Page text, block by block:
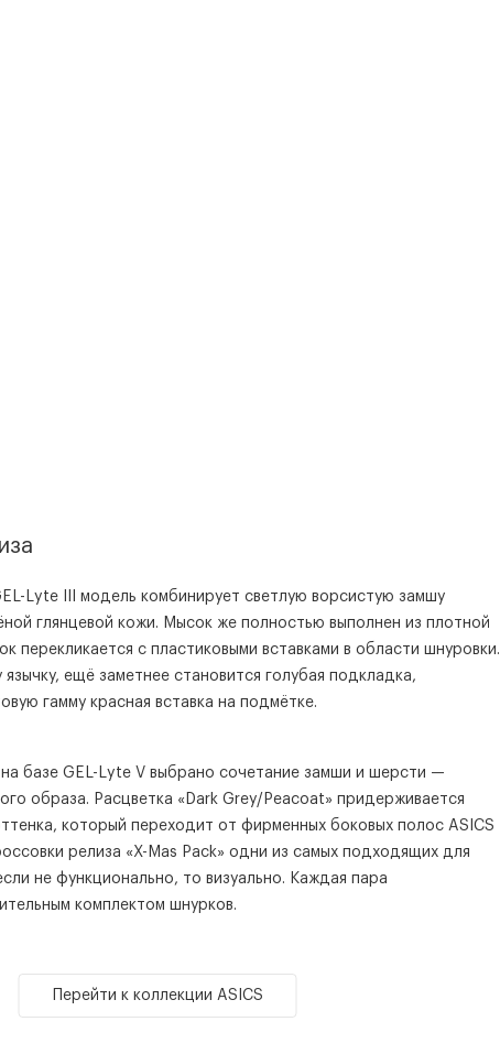
Lyte III модель комбинирует светлую ворсистую замшу
глянцевой кожи. Мысок же полностью выполнен из плотной
перекликается с пластиковыми вставками в области шнуровки.
ещё заметнее становится голубая подкладка,
гамму красная вставка на подмётке.
базе GEL-Lyte V выбрано сочетание замши и шерсти —
образа. Расцветка «Dark Grey/Peacoat» придерживается
который переходит от фирменных боковых полос ASICS
релиза «X-Mas Pack» одни из самых подходящих для
не функционально, то визуально. Каждая пара
комплектом шнурков.
Перейти к коллекции ASICS